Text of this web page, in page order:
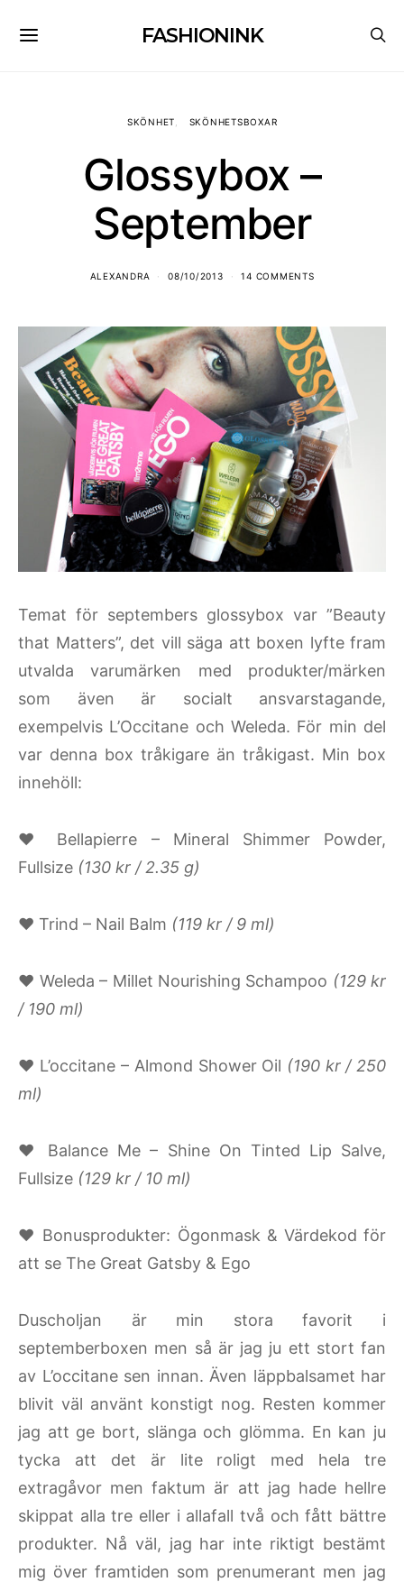
FASHIONINK
SKÖNHET SKÖNHETSBOXAR
Glossybox –
September
ALEXANDRA 08/10/2013 14 COMMENTS
Temat för septembers glossybox var ”Beauty
that Matters”, det vill säga att boxen lyfte fram
utvalda varumärken med produkter/märken
som även är socialt ansvarstagande,
exempelvis L’Occitane och Weleda. För min del
var denna box tråkigare än tråkigast. Min box
innehöll:
♥ Bellapierre – Mineral Shimmer Powder,
Fullsize (130 kr / 2.35 g)
♥ Trind – Nail Balm (119 kr / 9 ml)
♥ Weleda – Millet Nourishing Schampoo (129 kr
/ 190 ml)
♥ L’occitane – Almond Shower Oil (190 kr / 250
ml)
♥ Balance Me – Shine On Tinted Lip Salve,
Fullsize (129 kr / 10 ml)
♥ Bonusprodukter: Ögonmask & Värdekod för
att se The Great Gatsby & Ego
Duscholjan är min stora favorit i
septemberboxen men så är jag ju ett stort fan
av L’occitane sen innan. Även läppbalsamet har
blivit väl använt konstigt nog. Resten kommer
jag att ge bort, slänga och glömma. En kan ju
tycka att det är lite roligt med hela tre
extragåvor men faktum är att jag hade hellre
skippat alla tre eller i allafall två och fått bättre
produkter. Nå väl, jag har inte riktigt bestämt
mig över framtiden som prenumerant men jag